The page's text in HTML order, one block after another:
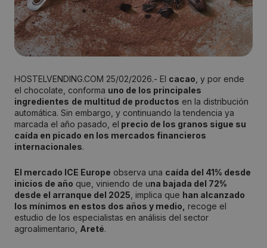
HOSTELVENDING.COM 25/02/2026.- El cacao , y por ende
el chocolate, conforma uno de los principales
ingredientes de multitud de productos en la distribución
automática. Sin embargo, y continuando la tendencia ya
marcada el año pasado, el precio de los granos sigue su
caída en picado en los mercados financieros
internacionales.
El mercado ICE Europe observa una caída del 41% desde
inicios de año que, viniendo de una bajada del 72%
desde el arranque del 2025 , implica que han alcanzado
los mínimos en estos dos años y medio, recoge el
estudio de los especialistas en análisis del sector
agroalimentario, Areté.